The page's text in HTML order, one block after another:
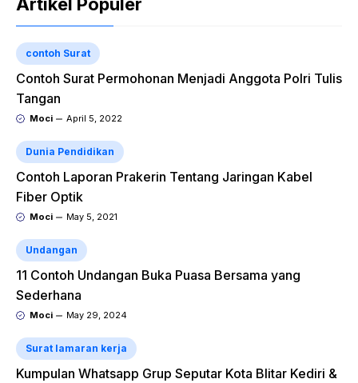
Artikel Populer
contoh Surat
Contoh Surat Permohonan Menjadi Anggota Polri Tulis
Tangan
Moci April 5, 2022
Dunia Pendidikan
Contoh Laporan Prakerin Tentang Jaringan Kabel
Fiber Optik
Moci May 5, 2021
Undangan
11 Contoh Undangan Buka Puasa Bersama yang
Sederhana
Moci May 29, 2024
Surat lamaran kerja
Kumpulan Whatsapp Grup Seputar Kota Blitar Kediri &